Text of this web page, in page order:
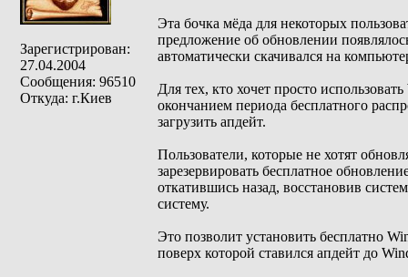
Зарегистрирован:
27.04.2004
Сообщения: 96510
Откуда: г.Киев
Эта бочка мёда для некоторых
предложение об обновлении
автоматически скачивался на
Для тех, кто хочет просто
окончанием периода бесплатного
загрузить апдейт.
Пользователи, которые не хотят
зарезервировать бесплатное
откатившись назад, восстановив
систему.
Это позволит установить бесплатно
поверх которой ставился апдейт до